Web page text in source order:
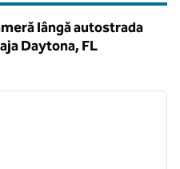
lângă autostrada
Daytona, FL